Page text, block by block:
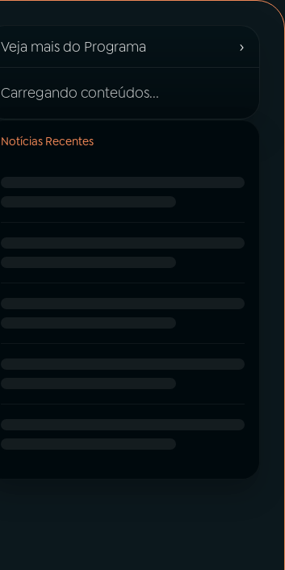
Veja mais do Programa ›
Carregando conteúdos...
Notícias Recentes